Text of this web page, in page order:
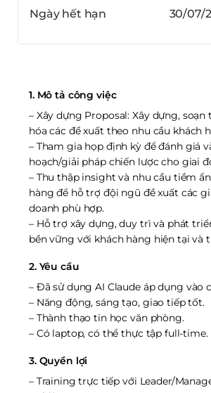
Ngày hết hạn 30/07/
1. Mô tả công việc
– Xây dựng Proposal: Xây dựng, soạn
hóa các đề xuất theo nhu cầu khách
– Tham gia họp định kỳ để đánh giá
hoạch/giải pháp chiến lược cho giai
– Thu thập insight và nhu cầu tiềm
hàng để hỗ trợ đội ngũ đề xuất các
doanh phù hợp.
– Hỗ trợ xây dựng, duy trì và phát
bền vững với khách hàng hiện tại và
2. Yêu cầu
– Đã sử dụng AI Claude áp dụng vào
– Năng động, sáng tạo, giao tiếp tốt.
– Thành thạo tin học văn phòng.
– Có laptop, có thể thực tập full-time.
3. Quyền lợi
– Training trực tiếp với Leader/